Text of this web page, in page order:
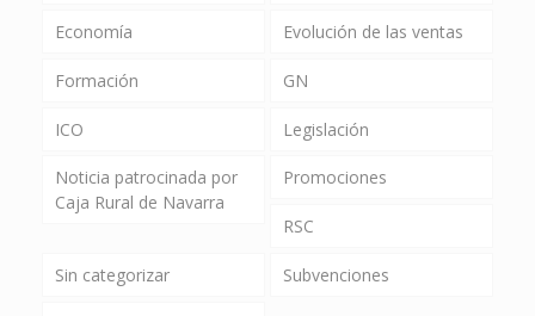
Economía Evolución de las ventas
Formación GN
ICO Legislación
Noticia patrocinada por
Caja Rural de Navarra
Promociones
RSC
Sin categorizar Subvenciones